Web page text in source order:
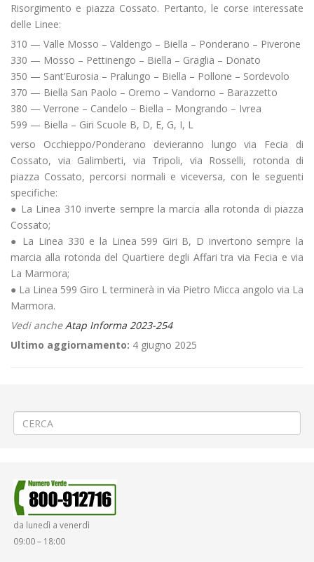
Risorgimento e piazza Cossato. Pertanto, le corse interessate
delle Linee:
310 — Valle Mosso – Valdengo – Biella – Ponderano – Piverone
330 — Mosso – Pettinengo – Biella – Graglia – Donato
350 — Sant’Eurosia – Pralungo – Biella – Pollone – Sordevolo
370 — Biella San Paolo – Oremo – Vandorno – Barazzetto
380 — Verrone – Candelo – Biella – Mongrando – Ivrea
599 — Biella – Giri Scuole B, D, E, G, I, L
verso Occhieppo/Ponderano devieranno lungo via Fecia di
Cossato, via Galimberti, via Tripoli, via Rosselli, rotonda di
piazza Cossato, percorsi normali e viceversa, con le seguenti
specifiche:
● La Linea 310 inverte sempre la marcia alla rotonda di piazza
Cossato;
● La Linea 330 e la Linea 599 Giri B, D invertono sempre la
marcia alla rotonda del Quartiere degli Affari tra via Fecia e via
La Marmora;
● La Linea 599 Giro L terminerà in via Pietro Micca angolo via La
Marmora.
Vedi ancheAtap Informa 2023-254
Ultimo aggiornamento: 4 giugno 2025
da lunedì a venerdì
09:00 – 18:00